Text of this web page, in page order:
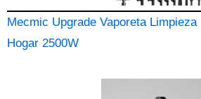
Mecmic Upgrade Vaporeta Limpieza
Hogar 2500W